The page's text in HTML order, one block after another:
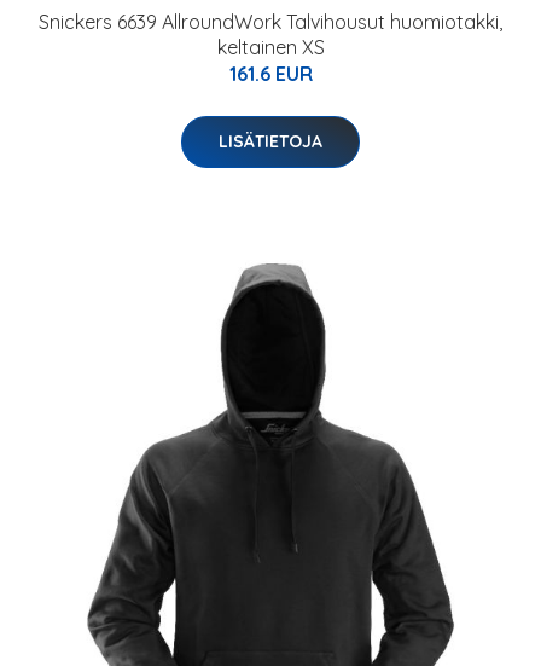
Snickers 6639 AllroundWork Talvihousut huomiotakki,
keltainen XS
161.6 EUR
LISÄTIETOJA